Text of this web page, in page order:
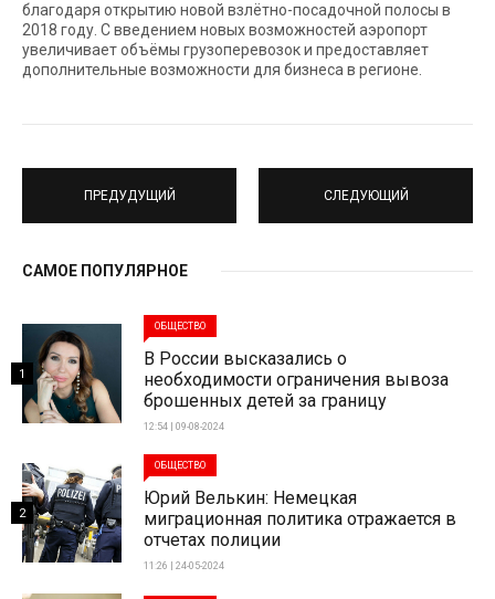
благодаря открытию новой взлётно-посадочной полосы в
2018 году. С введением новых возможностей аэропорт
увеличивает объёмы грузоперевозок и предоставляет
дополнительные возможности для бизнеса в регионе.
ПРЕДУДУЩИЙ СЛЕДУЮЩИЙ
САМОЕ ПОПУЛЯРНОЕ
ОБЩЕСТВО
В России высказались о
необходимости ограничения вывоза
брошенных детей за границу
12:54 | 09-08-2024
1
ОБЩЕСТВО
Юрий Велькин: Немецкая
миграционная политика отражается в
отчетах полиции
11:26 | 24-05-2024
2